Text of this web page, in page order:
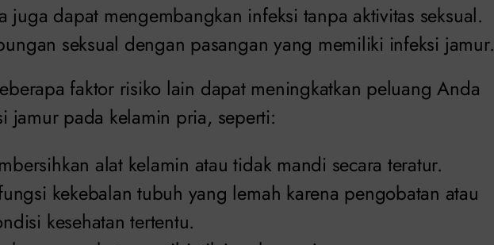
juga dapat mengembangkan infeksi tanpa aktivitas seksual.
seksual dengan pasangan yang memiliki infeksi jamur.
faktor risiko lain dapat meningkatkan peluang Anda
jamur pada kelamin pria, seperti:
alat kelamin atau tidak mandi secara teratur.
kekebalan tubuh yang lemah karena pengobatan atau
kesehatan tertentu.